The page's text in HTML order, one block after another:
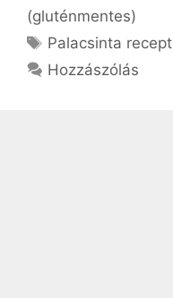
(gluténmentes)
Címkék
Palacsinta recept
Hozzászólás